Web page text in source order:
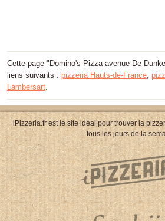
Cette page "Domino's Pizza avenue De
liens suivants : pizzeria Hauts-de-France,
Lambersart.
iPizzeria.fr est le site idéal pour trouver la
tous les jours de la